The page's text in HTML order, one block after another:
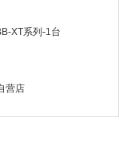
XT系列-1台
营店